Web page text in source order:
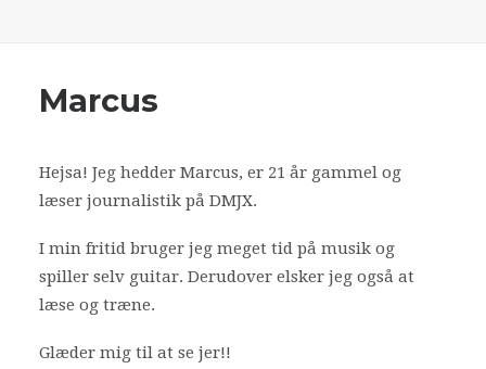
Ventilens Efterårstur 2026
Book oplæg
Bliv frivillig
Nyheder
Marcus
Hejsa! Jeg hedder Marcus, er 21 år gammel og
læser journalistik på DMJX.
I min fritid bruger jeg meget tid på musik og
spiller selv guitar. Derudover elsker jeg også at
læse og træne.
Glæder mig til at se jer!!